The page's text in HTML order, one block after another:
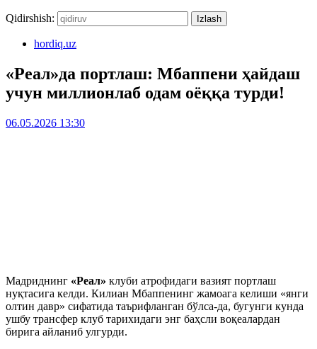
Qidirshish:
hordiq.uz
«Реал»да портлаш: Мбаппени ҳайдаш
учун миллионлаб одам оёққа турди!
06.05.2026 13:30
Мадриднинг «Реал» клуби атрофидаги вазият портлаш
нуқтасига келди. Килиан Мбаппенинг жамоага келиши «янги
олтин давр» сифатида таърифланган бўлса-да, бугунги кунда
ушбу трансфер клуб тарихидаги энг баҳсли воқеалардан
бирига айланиб улгурди.